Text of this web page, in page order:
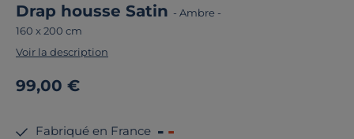
Drap housse Satin - Ambre -
160 x 200 cm
Voir la description
99,00 €
Fabriqué en France